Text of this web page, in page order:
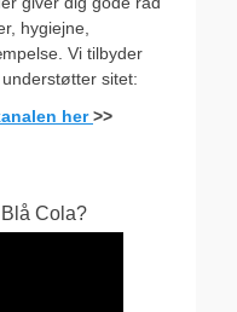
hygiejne,
Vi tilbyder
sitet:
her>>
Cola?